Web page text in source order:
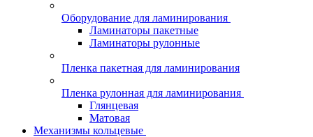
Оборудование для ламинирования
Ламинаторы пакетные
Ламинаторы рулонные
Пленка пакетная для ламинирования
Пленка рулонная для ламинирования
Глянцевая
Матовая
Механизмы кольцевые